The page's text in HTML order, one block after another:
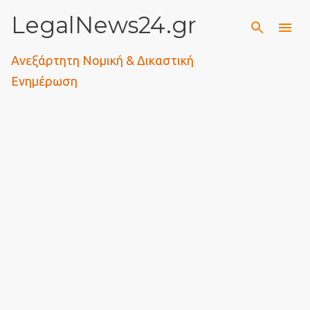
Μετάβαση στο κύριο περιεχόμενο
LegalNews24.gr
Ανεξάρτητη Νομική & Δικαστική
Ενημέρωση